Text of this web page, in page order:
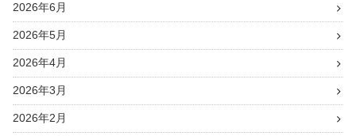
2026年6月
2026年5月
2026年4月
2026年3月
2026年2月